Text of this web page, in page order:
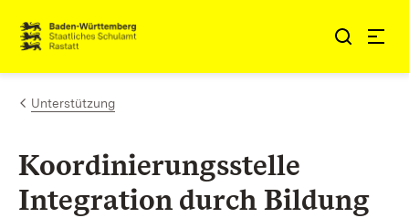
Zum Inhalt springen
Link zur Startseite
Unterstützung
Koordinierungsstelle
Integration durch Bildung